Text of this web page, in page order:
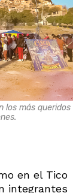
los más queridos
en el Tico
integrantes